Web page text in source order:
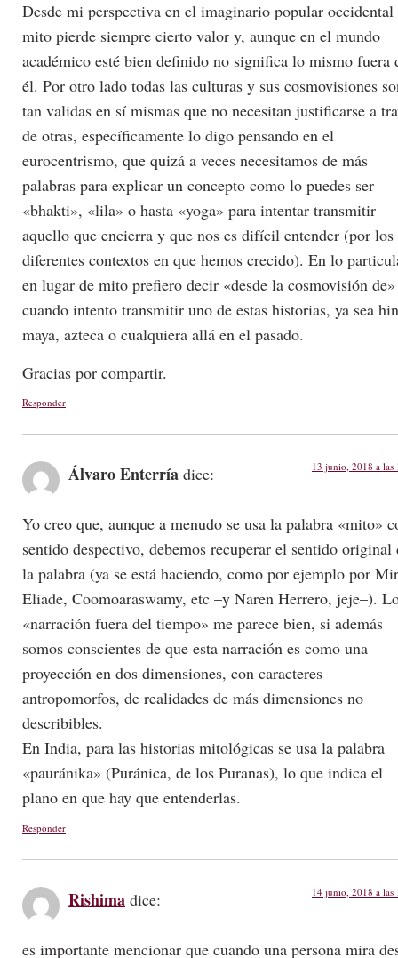
Desde mi perspectiva en el imaginario popular occidental
mito pierde siempre cierto valor y, aunque en el mundo
académico esté bien definido no significa lo mismo fuera
él. Por otro lado todas las culturas y sus cosmovisiones
tan validas en sí mismas que no necesitan justificarse a
de otras, específicamente lo digo pensando en el
eurocentrismo, que quizá a veces necesitamos de más
palabras para explicar un concepto como lo puedes ser
«bhakti», «lila» o hasta «yoga» para intentar transmitir
aquello que encierra y que nos es difícil entender (por los
diferentes contextos en que hemos crecido). En lo
en lugar de mito prefiero decir «desde la cosmovisión de»
cuando intento transmitir uno de estas historias, ya sea
maya, azteca o cualquiera allá en el pasado.
Gracias por compartir.
Responder
Álvaro Enterría dice: 13 junio, 2018 a las
Yo creo que, aunque a menudo se usa la palabra «mito»
sentido despectivo, debemos recuperar el sentido original
la palabra (ya se está haciendo, como por ejemplo por
Eliade, Coomoaraswamy, etc –y Naren Herrero, jeje–).
«narración fuera del tiempo» me parece bien, si además
somos conscientes de que esta narración es como una
proyección en dos dimensiones, con caracteres
antropomorfos, de realidades de más dimensiones no
describibles.
En India, para las historias mitológicas se usa la palabra
«pauránika» (Puránica, de los Puranas), lo que indica el
plano en que hay que entenderlas.
Responder
Rishima dice: 14 junio, 2018 a las
es importante mencionar que cuando una persona mira